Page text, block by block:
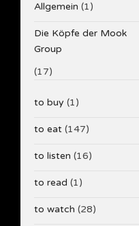
Allgemein (1)
Die Köpfe der Mook
Group
(17)
to buy (1)
to eat (147)
to listen (16)
to read (1)
to watch (28)